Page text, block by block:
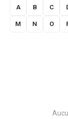
A B C
M N O